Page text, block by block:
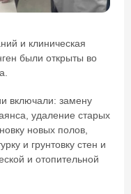
и клиническая
были открыты во
включали: замену
удаление старых
новых полов,
и грунтовку стен и
и отопительной